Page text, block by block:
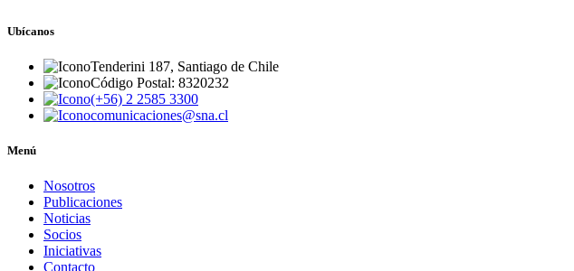
Ubícanos
Tenderini 187, Santiago de Chile
Código Postal: 8320232
(+56) 2 2585 3300
comunicaciones@sna.cl
Menú
Nosotros
Publicaciones
Noticias
Socios
Iniciativas
Contacto